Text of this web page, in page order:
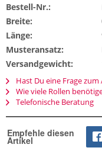
Bestell-Nr.:
Breite:
Länge:
Musteransatz:
Versandgewicht:
Hast Du eine Frage
Wie viele Rollen
Telefonische Beratung
Empfehle diesen
Artikel